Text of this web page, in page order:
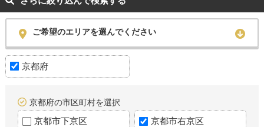
ご希望のエリアを選んでください
京都府
京都府の市区町村を選択
京都市下京区 京都市右京区